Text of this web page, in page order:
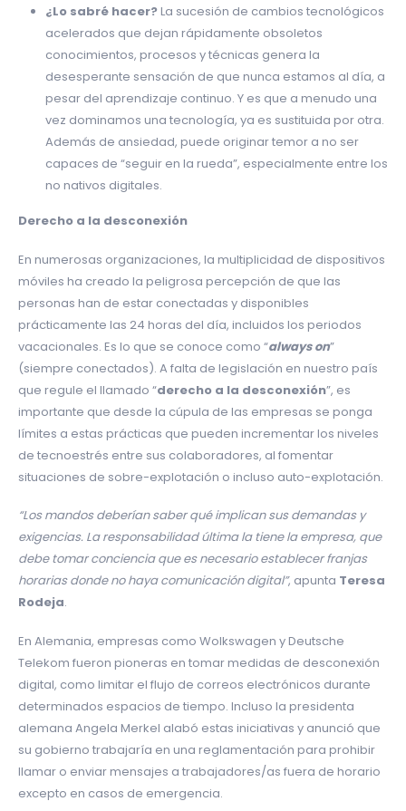
¿Lo sabré hacer?La sucesión de cambios tecnológicos
acelerados que dejan rápidamente obsoletos
conocimientos, procesos y técnicas genera la
desesperante sensación de que nunca estamos al día, a
pesar del aprendizaje continuo. Y es que a menudo una
vez dominamos una tecnología, ya es sustituida por otra.
Además de ansiedad, puede originar temor a no ser
capaces de “seguir en la rueda”, especialmente entre los
no nativos digitales.
Derecho a la desconexión
En numerosas organizaciones, la multiplicidad de dispositivos
móviles ha creado la peligrosa percepción de que las
personas han de estar conectadas y disponibles
prácticamente las 24 horas del día, incluidos los periodos
vacacionales. Es lo que se conoce como “always on”
(siempre conectados). A falta de legislación en nuestro país
que regule el llamado “derecho a la desconexión”, es
importante que desde la cúpula de las empresas se ponga
límites a estas prácticas que pueden incrementar los niveles
de tecnoestrés entre sus colaboradores, al fomentar
situaciones de sobre-explotación o incluso auto-explotación.
“Los mandos deberían saber qué implican sus demandas y
exigencias. La responsabilidad última la tiene la empresa, que
debe tomar conciencia que es necesario establecer franjas
horarias donde no haya comunicación digital”, apunta Teresa
Rodeja.
En Alemania, empresas como Wolkswagen y Deutsche
Telekom fueron pioneras en tomar medidas de desconexión
digital, como limitar el flujo de correos electrónicos durante
determinados espacios de tiempo. Incluso la presidenta
alemana Angela Merkel alabó estas iniciativas y anunció que
su gobierno trabajaría en una reglamentación para prohibir
llamar o enviar mensajes a trabajadores/as fuera de horario
excepto en casos de emergencia.